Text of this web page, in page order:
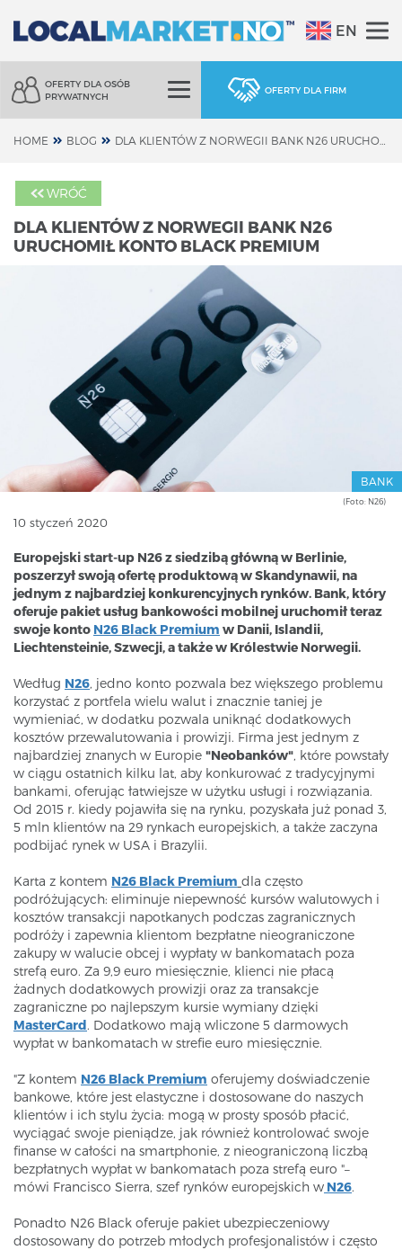
EN
OFERTY DLA OSÓB
PRYWATNYCH
OFERTY DLA FIRM
HOME BLOG
WRÓĆ
DLA KLIENTÓW Z NORWEGII BANK N26
URUCHOMIŁ KONTO BLACK PREMIUM
BANK
(Foto: N26)
10 styczeń 2020
Europejski start-up N26 z siedzibą główną w Berlinie,
poszerzył swoją ofertę produktową w Skandynawii, na
jednym z najbardziej konkurencyjnych rynków. Bank, który
oferuje pakiet usług bankowości mobilnej uruchomił teraz
swoje konto N26 Black Premium w Danii, Islandii,
Liechtensteinie, Szwecji, a także w Królestwie Norwegii.
Według N26, jedno konto pozwala bez większego problemu
korzystać z portfela wielu walut i znacznie taniej je
wymieniać, w dodatku pozwala uniknąć dodatkowych
kosztów przewalutowania i prowizji. Firma jest jednym z
najbardziej znanych w Europie "Neobanków", które powstały
w ciągu ostatnich kilku lat, aby konkurować z tradycyjnymi
bankami, oferując łatwiejsze w użytku usługi i rozwiązania.
Od 2015 r. kiedy pojawiła się na rynku, pozyskała już ponad 3,
5 mln klientów na 29 rynkach europejskich, a także zaczyna
podbijać rynek w USA i Brazylii.​​
Karta z kontem N26 Black Premium dla często
podróżujących: eliminuje niepewność kursów walutowych i
kosztów transakcji napotkanych podczas zagranicznych
podróży i zapewnia klientom bezpłatne nieograniczone
zakupy w walucie obcej i wypłaty w bankomatach poza
strefą euro. Za 9,9 euro miesięcznie, klienci nie płacą
żadnych dodatkowych prowizji oraz za transakcje
zagraniczne po najlepszym kursie wymiany dzięki
MasterCard. Dodatkowo mają wliczone 5 darmowych
wypłat w bankomatach w strefie euro miesięcznie.​​
"Z kontem N26 Black Premium oferujemy doświadczenie
bankowe, które jest elastyczne i dostosowane do naszych
klientów i ich stylu życia: mogą w prosty sposób płacić,
wyciągać swoje pieniądze, jak również kontrolować swoje
finanse w całości na smartphonie, z nieograniczoną liczbą
bezpłatnych wypłat w bankomatach poza strefą euro "–
mówi Francisco Sierra, szef rynków europejskich w N26.​​
Ponadto N26 Black oferuje pakiet ubezpieczeniowy
dostosowany do potrzeb młodych profesjonalistów i często